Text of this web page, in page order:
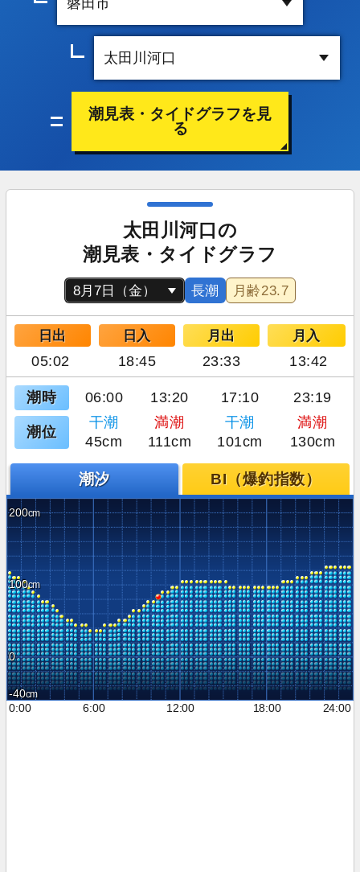
潮見表・タイドグラフを見
る
太田川河口の
潮見表・タイドグラフ
長潮 月齢23.7
日出 日入 月出 月入
05:02 18:45 23:33 13:42
潮時 06:00 13:20 17:10 23:19
潮位
干潮 満潮 干潮
満潮
45cm
111cm 101cm 130cm
潮汐 BI（爆釣指数）
200
100
0
-40
0:00
6:00 12:00 18:00 24:00